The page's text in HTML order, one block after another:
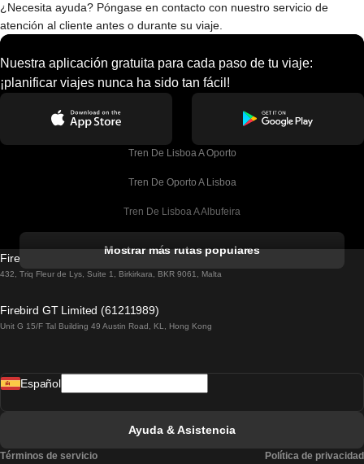
¿Necesita ayuda? Póngase en contacto con nuestro servicio de
atención al cliente antes o durante su viaje.
Nuestra aplicación gratuita para cada paso de tu viaje:
¡planificar viajes nunca ha sido tan fácil!
Tren De Lisboa A Oporto
Tren De Oporto A Lisboa
Tren De Lisboa A Albufeira
Tren De Lisboa A Lagos
Tren De Lisboa A Madrid
Mostrar más rutas populares
Firebird GT Limited (OC 1451)
432, Triq Fleur de Lys, Suite 1, Birkirkara, BKR 9061, Malta
Firebird GT Limited (61211989)
Unit G 15/F Tal Building 49 Austin Road, KL, Hong Kong
Español
Ayuda & Asistencia
Términos de servicio Política de privacidad